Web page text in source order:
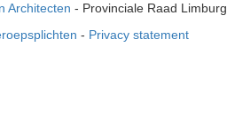
Architecten - Provinciale Raad Limburg
- Privacy statement